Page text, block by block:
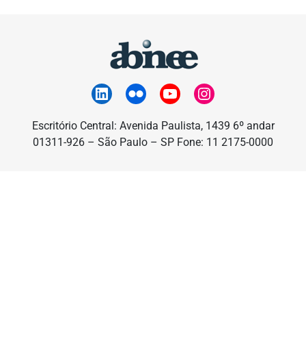
Escritório Central: Avenida Paulista, 1439 6º andar
01311-926 – São Paulo – SP Fone: 11 2175-0000